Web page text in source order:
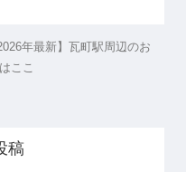
2026年最新】瓦町駅周辺のお
ここ
稿